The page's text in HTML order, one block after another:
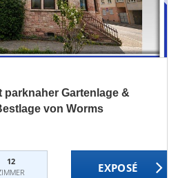
Gartenlage &
von Worms
12